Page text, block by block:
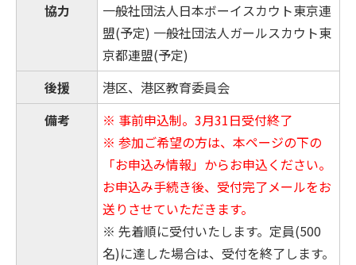
協力
一般社団法人日本ボーイスカウト東京連
盟(予定) 一般社団法人ガールスカウト東
京都連盟(予定)
後援
港区、港区教育委員会
備考
※ 事前申込制。3月31日受付終了
※ 参加ご希望の方は、本ページの下の
「お申込み情報」からお申込ください。
お申込み手続き後、受付完了メールをお
送りさせていただきます。
※ 先着順に受付いたします。定員(500
名)に達した場合は、受付を終了します。